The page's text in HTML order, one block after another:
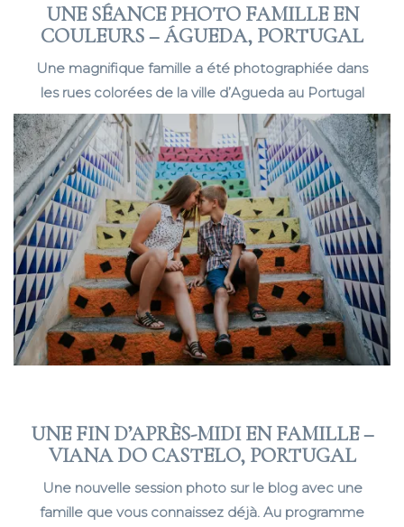
UNE SÉANCE PHOTO FAMILLE EN
COULEURS – ÁGUEDA, PORTUGAL
Une magnifique famille a été photographiée dans
les rues colorées de la ville d’Agueda au Portugal
UNE FIN D’APRÈS-MIDI EN FAMILLE –
VIANA DO CASTELO, PORTUGAL
Une nouvelle session photo sur le blog avec une
famille que vous connaissez déjà. Au programme